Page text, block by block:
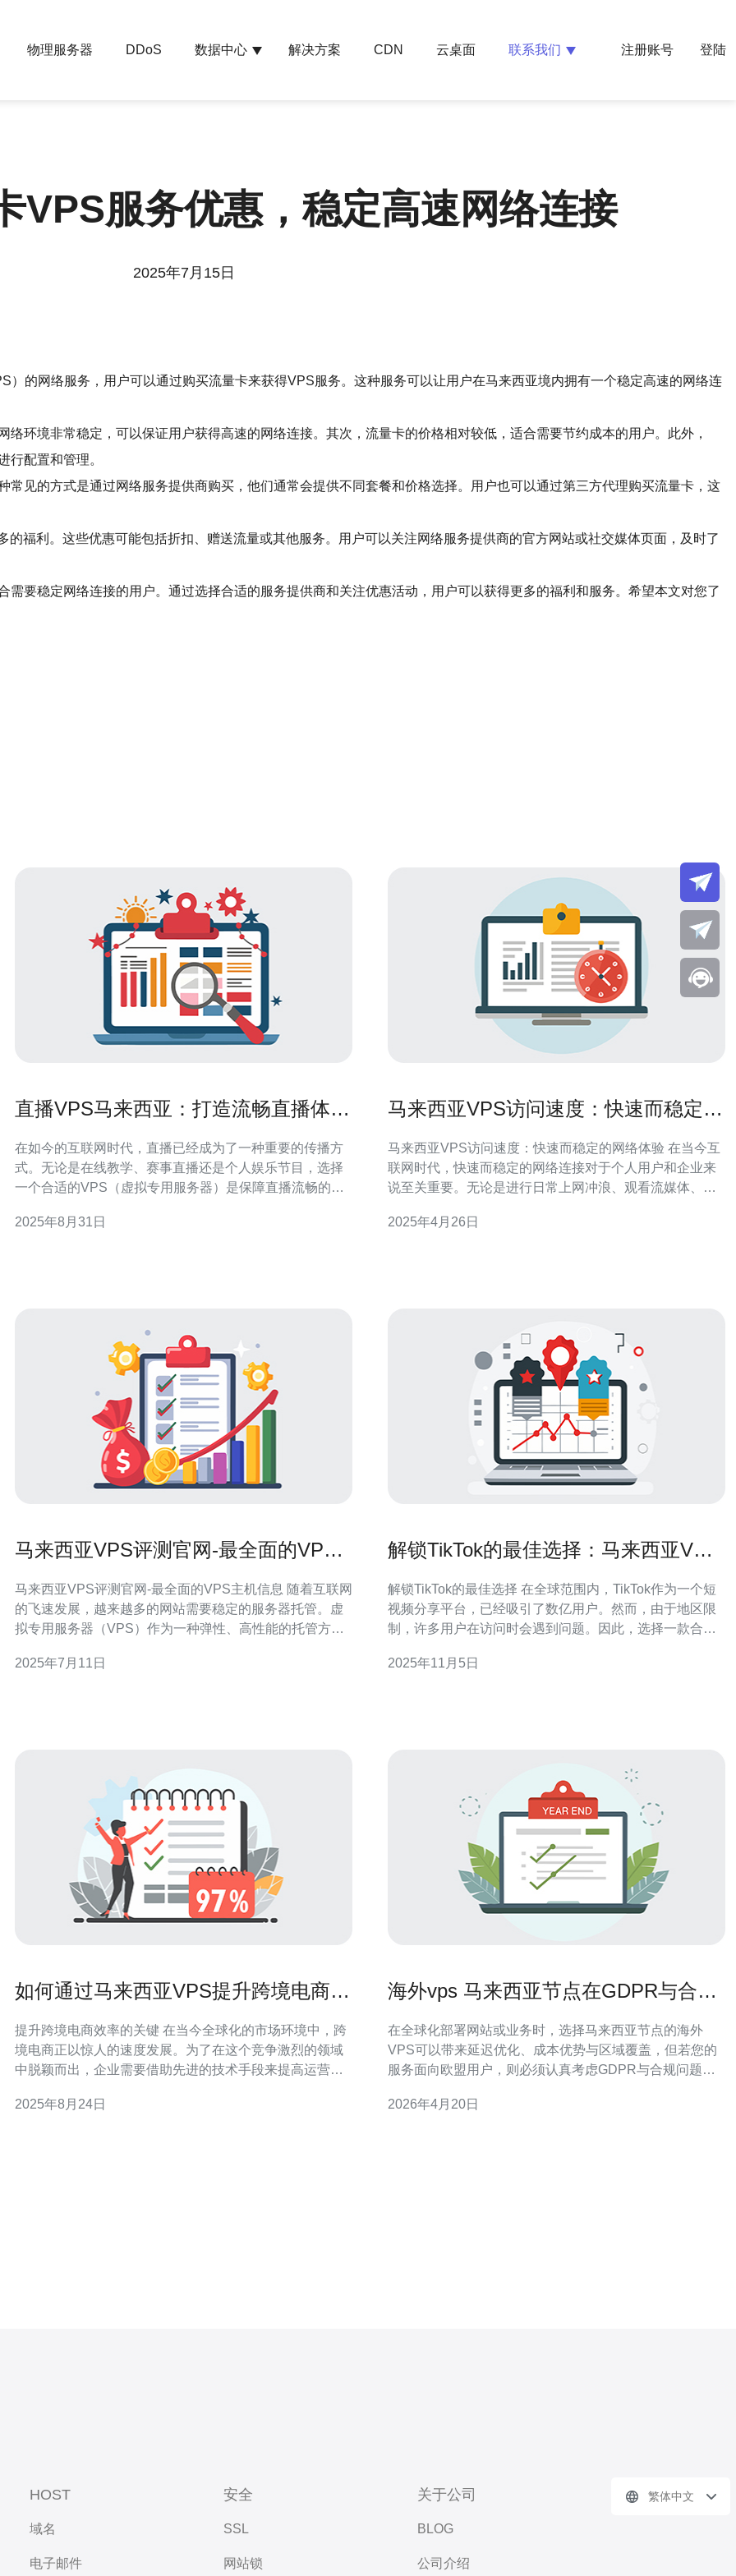
物理服务器 DDoS 数据中心 解决方案 CDN 云桌面 联系我们 注册账号 登陆
VPS服务优惠，稳定高速网络连接
2025年7月15日
）的网络服务，用户可以通过购买流量卡来获得VPS服务。这种服务可以让用户在马来西亚境内拥有一个稳定高速的网络连
环境非常稳定，可以保证用户获得高速的网络连接。其次，流量卡的价格相对较低，适合需要节约成本的用户。此外，
行配置和管理。
见的方式是通过网络服务提供商购买，他们通常会提供不同套餐和价格选择。用户也可以通过第三方代理购买流量卡，这
福利。这些优惠可能包括折扣、赠送流量或其他服务。用户可以关注网络服务提供商的官方网站或社交媒体页面，及时了
要稳定网络连接的用户。通过选择合适的服务提供商和关注优惠活动，用户可以获得更多的福利和服务。希望本文对您了
直播VPS马来西亚：打造流畅直播体验
在如今的互联网时代，直播已经成为了一种重要的传播方
式。无论是在线教学、赛事直播还是个人娱乐节目，选择
一个合适的VPS（虚拟专用服务器）是保障直播流畅的重
逐渐成为许多直播内容创作者和企业的首选地。本文将为
2025年8月31日
马来西亚VPS访问速度：快速而稳定的
马来西亚VPS访问速度：快速而稳定的网络体验 在当今互
联网时代，快速而稳定的网络连接对于个人用户和企业来
说至关重要。无论是进行日常上网冲浪、观看流媒体、进
务来提供无缝的体验。本文将介绍马来西亚VPS（Virtual
2025年4月26日
马来西亚VPS评测官网-最全面的VPS
马来西亚VPS评测官网-最全面的VPS主机信息 随着互联网
的飞速发展，越来越多的网站需要稳定的服务器托管。虚
拟专用服务器（VPS）作为一种弹性、高性能的托管方
VPS评测官网，为您提供最全面的VPS主机信息。 马来西
2025年7月11日
解锁TikTok的最佳选择：马来西亚VPS
解锁TikTok的最佳选择 在全球范围内，TikTok作为一个短
视频分享平台，已经吸引了数亿用户。然而，由于地区限
制，许多用户在访问时会遇到问题。因此，选择一款合适
方案之一。本文将为您推荐一些在马来西亚的VPS，从性
2025年11月5日
如何通过马来西亚VPS提升跨境电商效
提升跨境电商效率的关键 在当今全球化的市场环境中，跨
境电商正以惊人的速度发展。为了在这个竞争激烈的领域
中脱颖而出，企业需要借助先进的技术手段来提高运营效
效的网络解决方案，为跨境电商提供了强有力的支持。以
2025年8月24日
海外vps 马来西亚节点在GDPR与合规
在全球化部署网站或业务时，选择马来西亚节点的海外
VPS可以带来延迟优化、成本优势与区域覆盖，但若您的
服务面向欧盟用户，则必须认真考虑GDPR与合规问题。
求，选择海外主机时需要兼顾法律与技术两方面。 首先要
2026年4月20日
HOST
域名
电子邮件
安全
SSL
网站锁
关于公司
BLOG
公司介绍
繁体中文